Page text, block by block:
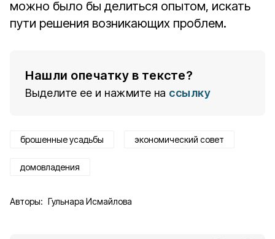
можно было бы делиться опытом, искать
пути решения возникающих проблем.
Нашли опечатку в тексте?
Выделите ее и нажмите на ссылку
брошенные усадьбы экономический совет
домовладения
Авторы: Гульнара Исмайлова